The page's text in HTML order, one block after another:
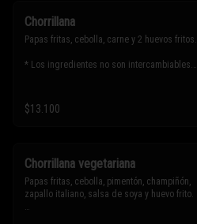
Chorrillana
Papas fritas, cebolla, carne y 2 huevos fritos.
* Los ingredientes no son intercambiables.
$13.100
Chorrillana vegetariana
Papas fritas, cebolla, pimentón, champiñón,
zapallo italiano, salsa de soya y huevo frito.